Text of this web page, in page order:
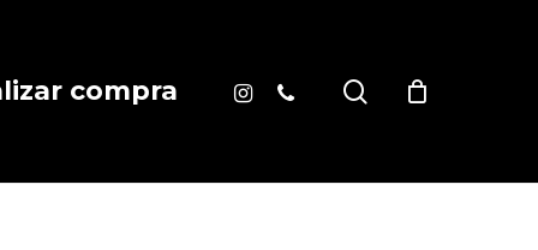
compra instagram
phone search